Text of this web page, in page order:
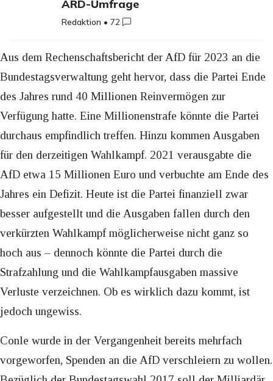
ARD-Umfrage
Redaktion •72
Aus dem Rechenschaftsbericht der AfD für 2023 an die
Bundestagsverwaltung geht hervor, dass die Partei Ende
des Jahres rund 40 Millionen Reinvermögen zur
Verfügung hatte. Eine Millionenstrafe könnte die Partei
durchaus empfindlich treffen. Hinzu kommen Ausgaben
für den derzeitigen Wahlkampf. 2021 verausgabte die
AfD etwa 15 Millionen Euro und verbuchte am Ende des
Jahres ein Defizit. Heute ist die Partei finanziell zwar
besser aufgestellt und die Ausgaben fallen durch den
verkürzten Wahlkampf möglicherweise nicht ganz so
hoch aus – dennoch könnte die Partei durch die
Strafzahlung und die Wahlkampfausgaben massive
Verluste verzeichnen. Ob es wirklich dazu kommt, ist
jedoch ungewiss.
Conle wurde in der Vergangenheit bereits mehrfach
vorgeworfen, Spenden an die AfD verschleiern zu wollen.